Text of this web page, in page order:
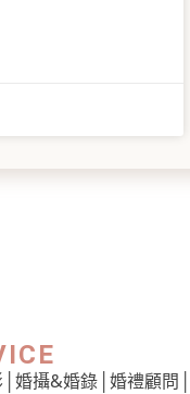
│ 婚攝&婚錄│ 婚禮顧問